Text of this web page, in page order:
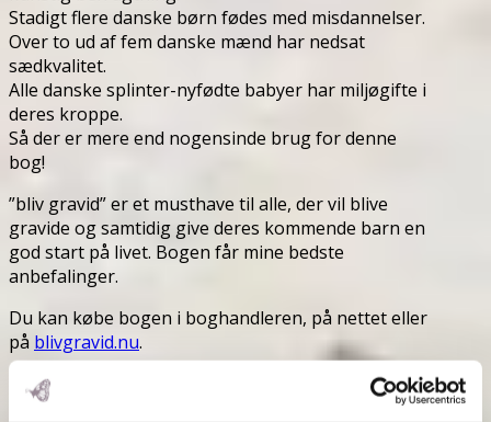
Stadigt flere danske børn fødes med misdannelser.
Over to ud af fem danske mænd har nedsat
sædkvalitet.
Alle danske splinter-nyfødte babyer har miljøgifte i
deres kroppe.
Så der er mere end nogensinde brug for denne
bog!
”bliv gravid” er et musthave til alle, der vil blive
gravide og samtidig give deres kommende barn en
god start på livet. Bogen får mine bedste
anbefalinger.
Du kan købe bogen i boghandleren, på nettet eller
på blivgravid.nu.
PS
Den 1. september 2015 får medlemmerne af
Grøn